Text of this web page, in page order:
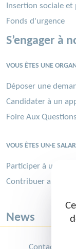
Insertion sociale
Fonds d'urgence
S’engager à
VOUS ÊTES UNE
Déposer une
Candidater à un
Foire Aux Questions
VOUS ÊTES UN·E
Participer à une
Contribuer au
News